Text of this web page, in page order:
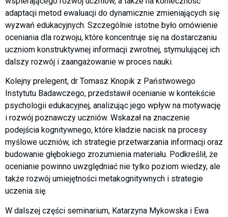
adaptacji metod ewaluacji do dynamicznie zmieniających się
wyzwań edukacyjnych. Szczególnie istotne było omówienie
oceniania dla rozwoju, które koncentruje się na dostarczaniu
uczniom konstruktywnej informacji zwrotnej, stymulującej ich
dalszy rozwój i zaangażowanie w proces nauki.
Kolejny prelegent, dr Tomasz Knopik z Państwowego
Instytutu Badawczego, przedstawił ocenianie w kontekście
psychologii edukacyjnej, analizując jego wpływ na motywację
i rozwój poznawczy uczniów. Wskazał na znaczenie
podejścia kognitywnego, które kładzie nacisk na procesy
myślowe uczniów, ich strategie przetwarzania informacji oraz
budowanie głębokiego zrozumienia materiału. Podkreślił, że
ocenianie powinno uwzględniać nie tylko poziom wiedzy, ale
także rozwój umiejętności metakognitywnych i strategie
uczenia się.
W dalszej części seminarium, Katarzyna Mykowska i Ewa